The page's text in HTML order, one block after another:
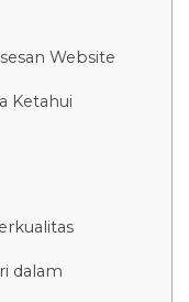
Website
Ketahui
dalam